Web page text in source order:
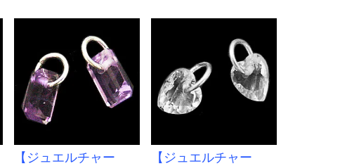
【ジュエルチャー
【ジュエルチャー